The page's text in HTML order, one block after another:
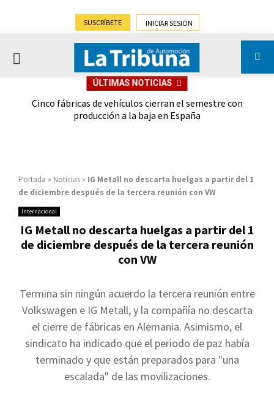
SUSCRÍBETE INICIAR SESIÓN
PRIMARY
ÚLTIMAS NOTICIAS
Cinco fábricas de vehículos cierran el semestre con
producción a la baja en España
Portada » Noticias » IG Metall no descarta huelgas a partir del 1
de diciembre después de la tercera reunión con VW
Internacional
IG Metall no descarta huelgas a partir del 1
de diciembre después de la tercera reunión
con VW
Termina sin ningún acuerdo la tercera reunión entre
Volkswagen e IG Metall, y la compañía no descarta
el cierre de fábricas en Alemania. Asimismo, el
sindicato ha indicado que el periodo de paz había
terminado y que están preparados para "una
escalada" de las movilizaciones.